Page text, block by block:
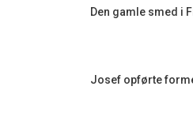
Den gamle smed i
Josef opførte